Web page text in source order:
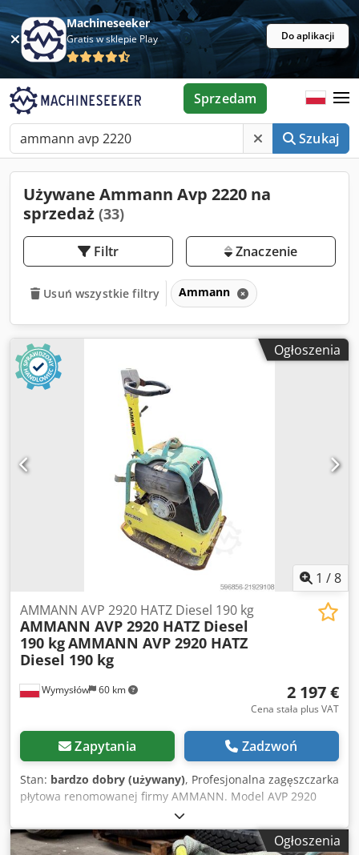
Machineseeker
Gratis w sklepie Play Do aplikacji
Szukaj
Sprzedam
Używane Ammann Avp 2220 na
sprzedaż (33)
Filtr Znaczenie
Usuń wszystkie filtry Ammann
Ogłoszenia
1 /8
Wymysłów 60 km
AMMANN AVP 2920 HATZ Diesel 190 kg
AMMANN AVP 2920 HATZ Diesel
190 kgAMMANN AVP 2920 HATZ
Diesel 190 kg
2 197 €
Cena stała plus VAT
Zapytania Zadzwoń
Stan: bardzo dobry (używany), Profesjonalna zagęszczarka
płytowa renomowanej firmy AMMANN. Model AVP 2920
wyposażony w niezawodny silnik wysokoprężny HATZ
Diesel o mocy 5 kW. Maszyna przeznaczona do
profesjonalnych prac brukarskich, drogowych orazOgłoszenia